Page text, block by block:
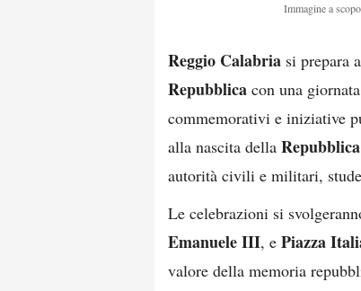
Immagine a
Reggio Calabria si prepara
Repubblica con una
commemorativi e iniziative
alla nascita della
autorità civili e militari,
Le celebrazioni si
Emanuele III, e Piazza
valore della memoria